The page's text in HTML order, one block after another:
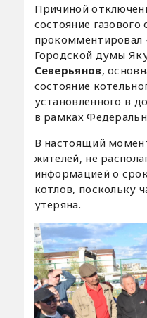
Причиной
состояние
прокомментировал
Городской думы
Северьянов,
состояние
установленного в
в рамках
В настоящий
жителей, не
информацией о
котлов, поскольку
утеряна.